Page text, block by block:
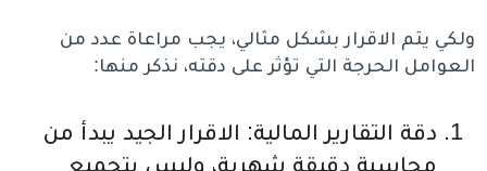
ولكي يتم الاقرار بشكل مثالي، يجب مراعاة عدد من
العوامل الحرجة التي تؤثر على دقته، نذكر منها:
دقة التقارير المالية: الاقرار الجيد يبدأ من
محاسبة دقيقة شهرية، وليس بتجميع